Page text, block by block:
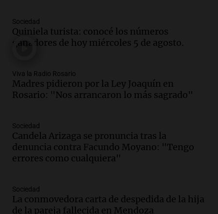
Audio.Conductor imputado por
accidente fatal en San Luis dejó tres
Episodios
Audio.Historiador de la UBA celebró la
marcha atrás en la Ley de Tierras:
Amamos Argentina
Episodios
Audio.Ahyre estuvo en el Estudio
Federal Sancor Seguros y adelantó su
Episodios
Audio.Cierre del Paso Internacional
Sociedad
Quiniela turista: conocé los números
ganadores de hoy miércoles 5 de agosto.
Viva la Radio Rosario
Madres pidieron por la Ley Joaquín en
Rosario: "Nos arrancaron lo más sagrado"
Sociedad
Candela Arizaga se pronuncia tras la
denuncia contra Facundo Moyano: "Tengo
errores como cualquiera"
Sociedad
La conmovedora carta de despedida de la hija
de la pareja fallecida en Mendoza